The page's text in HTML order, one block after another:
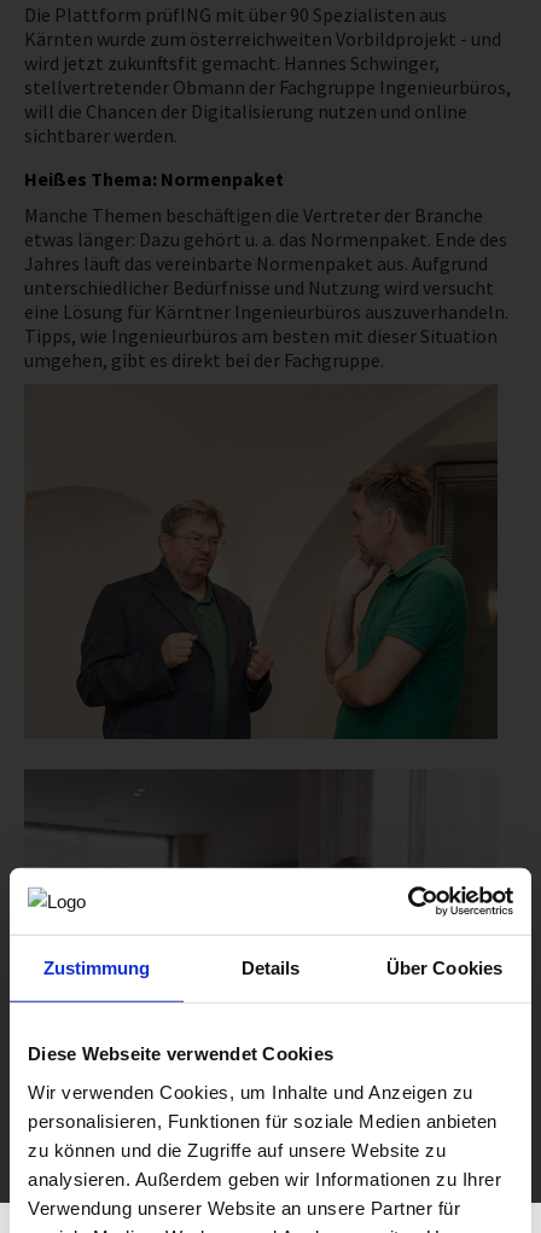
Zustimmung Details Über Cookies
Diese Webseite verwendet Cookies
Wir verwenden Cookies, um Inhalte und Anzeigen zu
personalisieren, Funktionen für soziale Medien anbieten
zu können und die Zugriffe auf unsere Website zu
analysieren. Außerdem geben wir Informationen zu Ihrer
Verwendung unserer Website an unsere Partner für
Die Plattform prüfING mit über 90 Spezialisten aus
Kärnten wurde zum österreichweiten Vorbildprojekt - und
wird jetzt zukunftsfit gemacht. Hannes Schwinger,
stellvertretender Obmann der Fachgruppe Ingenieurbüros,
will die Chancen der Digitalisierung nutzen und online
sichtbarer werden.
Heißes Thema: Normenpaket
Manche Themen beschäftigen die Vertreter der Branche
etwas länger: Dazu gehört u. a. das Normenpaket. Ende des
Jahres läuft das vereinbarte Normenpaket aus. Aufgrund
unterschiedlicher Bedürfnisse und Nutzung wird versucht
eine Lösung für Kärntner Ingenieurbüros auszuverhandeln.
Tipps, wie Ingenieurbüros am besten mit dieser Situation
umgehen, gibt es direkt bei der Fachgruppe.